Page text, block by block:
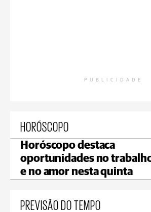
PUBLICIDADE
HORÓSCOPO
Horóscopo destaca
oportunidades no
e no amor nesta quinta
PREVISÃO DO TEMPO